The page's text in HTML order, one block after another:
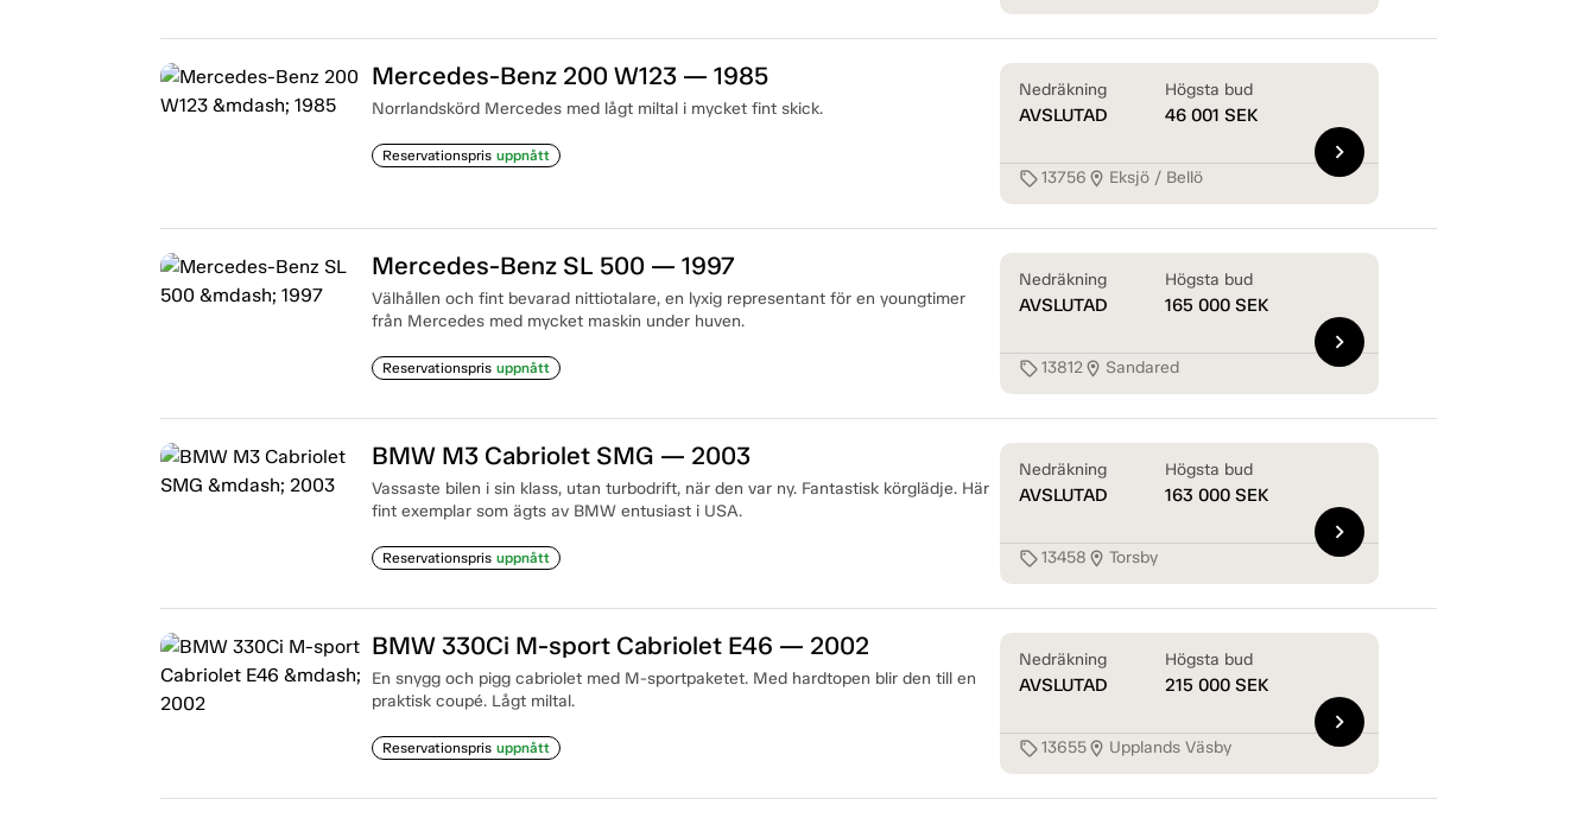
Mercedes-Benz 200 W123 — 1985
Norrlandskörd Mercedes med lågt miltal i mycket fint skick.
Reservationspris uppnått
Nedräkning
AVSLUTAD
Högsta bud
46 001 SEK
sell13756 location_on Eksjö / Bellö
chevron_right
Mercedes-Benz SL 500 — 1997
Välhållen och fint bevarad nittiotalare, en lyxig representant för en youngtimer
från Mercedes med mycket maskin under huven.
Reservationspris uppnått
Nedräkning
AVSLUTAD
Högsta bud
165 000 SEK
sell13812location_on Sandared
chevron_right
BMW M3 Cabriolet SMG — 2003
Vassaste bilen i sin klass, utan turbodrift, när den var ny. Fantastisk körglädje. Här
fint exemplar som ägts av BMW entusiast i USA.
Reservationspris uppnått
Nedräkning
AVSLUTAD
Högsta bud
163 000 SEK
sell13458 location_on Torsby
chevron_right
BMW 330Ci M-sport Cabriolet E46 — 2002
En snygg och pigg cabriolet med M-sportpaketet. Med hardtopen blir den till en
praktisk coupé. Lågt miltal.
Reservationspris uppnått
Nedräkning
AVSLUTAD
Högsta bud
215 000 SEK
sell13655location_on Upplands Väsby
chevron_right